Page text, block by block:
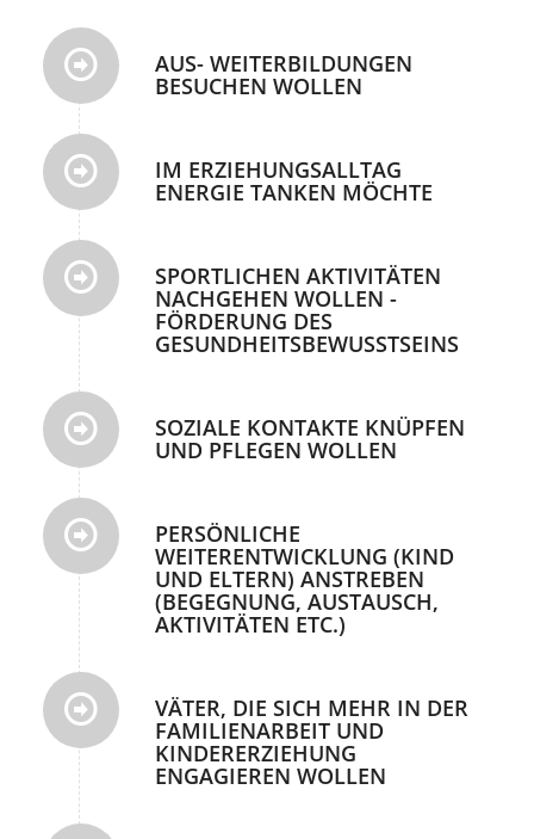
AUS- WEITERBILDUNGEN
BESUCHEN WOLLEN
IM ERZIEHUNGSALLTAG
ENERGIE TANKEN MÖCHTE
SPORTLICHEN AKTIVITÄTEN
NACHGEHEN WOLLEN -
FÖRDERUNG DES
GESUNDHEITSBEWUSSTSEINS
SOZIALE KONTAKTE KNÜPFEN
UND PFLEGEN WOLLEN
PERSÖNLICHE
WEITERENTWICKLUNG (KIND
UND ELTERN) ANSTREBEN
(BEGEGNUNG, AUSTAUSCH,
AKTIVITÄTEN ETC.)
VÄTER, DIE SICH MEHR IN DER
FAMILIENARBEIT UND
KINDERERZIEHUNG
ENGAGIEREN WOLLEN